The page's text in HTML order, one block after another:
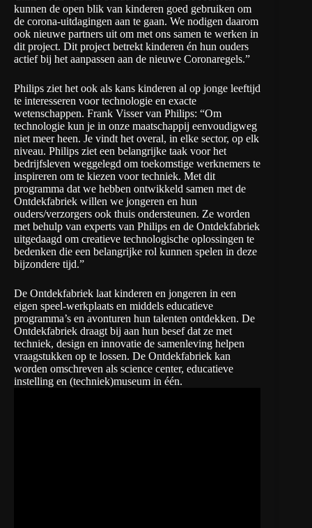
kunnen de open blik van kinderen goed gebruiken om
de corona-uitdagingen aan te gaan. We nodigen daarom
ook nieuwe partners uit om met ons samen te werken in
dit project. Dit project betrekt kinderen én hun ouders
actief bij het aanpassen aan de nieuwe Coronaregels.”
Philips ziet het ook als kans kinderen al op jonge leeftijd
te interesseren voor technologie en exacte
wetenschappen. Frank Visser van Philips: “Om
technologie kun je in onze maatschappij eenvoudigweg
niet meer heen. Je vindt het overal, in elke sector, op elk
niveau. Philips ziet een belangrijke taak voor het
bedrijfsleven weggelegd om toekomstige werknemers te
inspireren om te kiezen voor techniek. Met dit
programma dat we hebben ontwikkeld samen met de
Ontdekfabriek willen we jongeren en hun
ouders/verzorgers ook thuis ondersteunen. Ze worden
met behulp van experts van Philips en de Ontdekfabriek
uitgedaagd om creatieve technologische oplossingen te
bedenken die een belangrijke rol kunnen spelen in deze
bijzondere tijd.”
De Ontdekfabriek laat kinderen en jongeren in een
eigen speel-werkplaats en middels educatieve
programma’s en avonturen hun talenten ontdekken. De
Ontdekfabriek draagt bij aan hun besef dat ze met
techniek, design en innovatie de samenleving helpen
vraagstukken op te lossen. De Ontdekfabriek kan
worden omschreven als science center, educatieve
instelling en (techniek)museum in één.